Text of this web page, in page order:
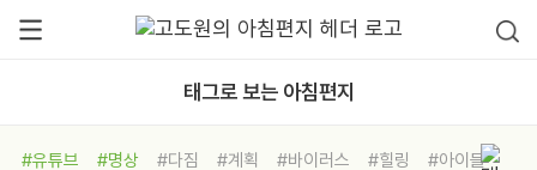
태그로 보는 아침편지
#유튜브 #명상 #다짐 #계획 #바이러스 #힐링
#아이들